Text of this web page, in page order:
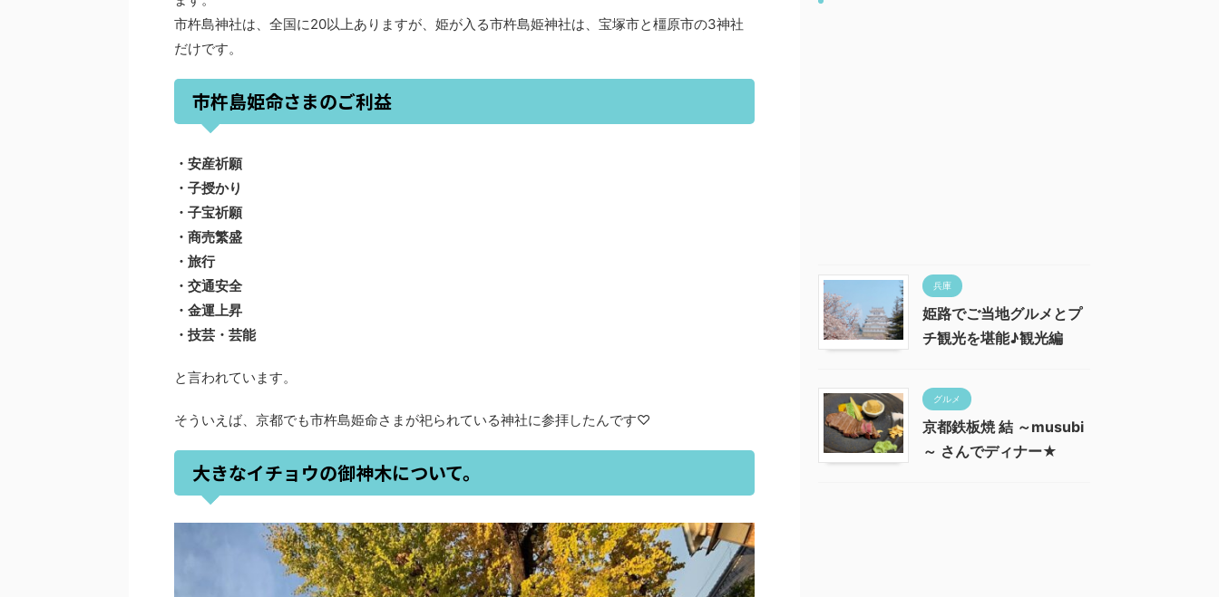
市杵島神社は、全国に20以上ありますが、姫が入る市杵島姫神社は、宝塚市と橿原市の3神社
だけです。
市杵島姫命さまのご利益
・安産祈願
・子授かり
・子宝祈願
・商売繁盛
・旅行
・交通安全
・金運上昇
・技芸・芸能
と言われています。
そういえば、京都でも市杵島姫命さまが祀られている神社に参拝したんです♡
大きなイチョウの御神木について。
兵庫
姫路でご当地グルメとプ
チ観光を堪能♪観光編
グルメ
京都鉄板焼 結 ～musubi
～ さんでディナー★